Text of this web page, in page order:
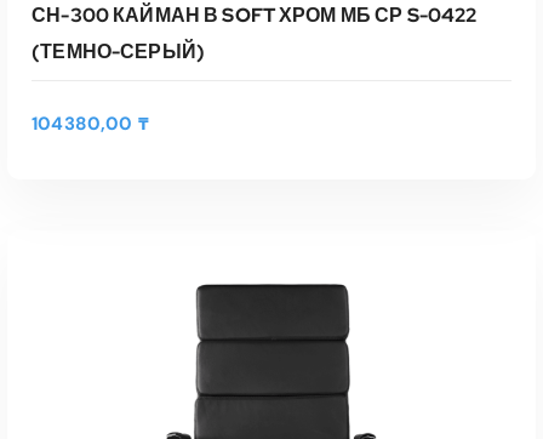
Быстрый Просмотр
СН-300 КАЙМАН В SOFT ХРОМ МБ СР S-0422
(ТЕМНО-СЕРЫЙ)
104380,00 ₸